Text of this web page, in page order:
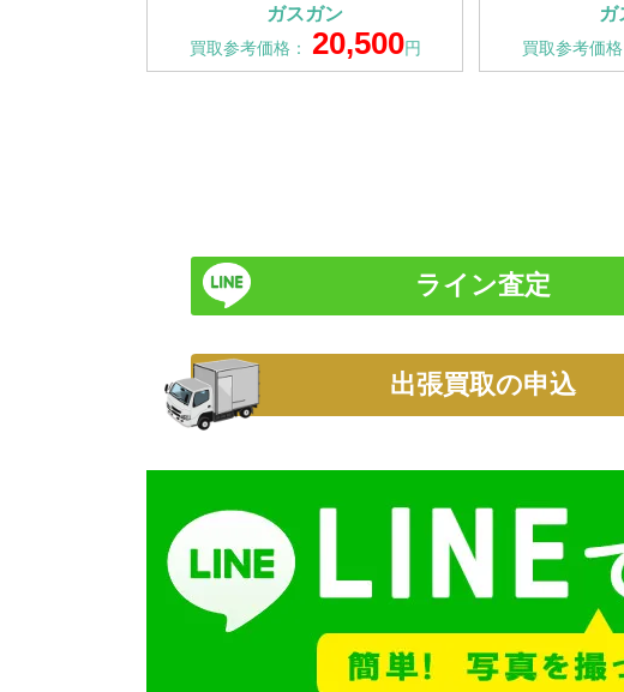
ガスガン
買取参考価格： 20,500円
ガ
買取参考価格
ライン査定
出張買取の申込